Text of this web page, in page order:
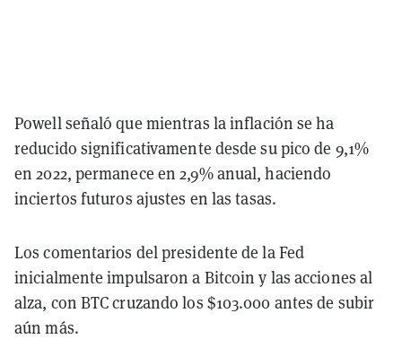
Powell señaló que mientras la inflación se ha
reducido significativamente desde su pico de 9,1%
en 2022, permanece en 2,9% anual, haciendo
inciertos futuros ajustes en las tasas.
Los comentarios del presidente de la Fed
inicialmente impulsaron a Bitcoin y las acciones al
alza, con BTC cruzando los $103.000 antes de subir
aún más.